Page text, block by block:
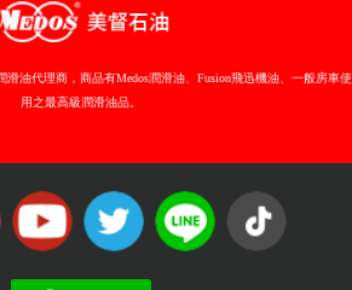
油代理商，商品有Medos潤滑油、Fusion飛迅機油、一般房車使
用之最高級潤滑油品。